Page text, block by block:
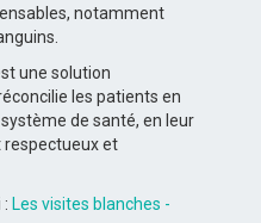
notamment
une solution
les patients en
de santé, en leur
et
Les visites blanches -